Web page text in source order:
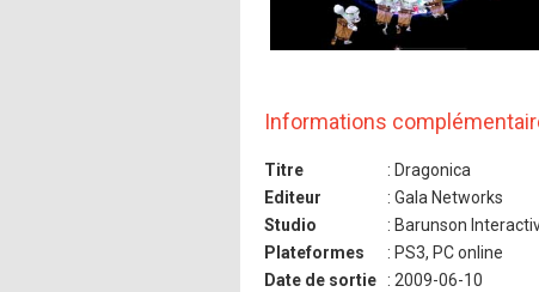
Informations
Titre
: Dragonica
Editeur
: Gala Networks
Studio
: Barunson
Plateformes
: PS3, PC online
Date de sortie
: 2009-06-10